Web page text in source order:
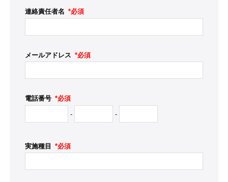
連絡責任者名 *必須
メールアドレス *必須
電話番号 *必須
- -
実施種目 *必須